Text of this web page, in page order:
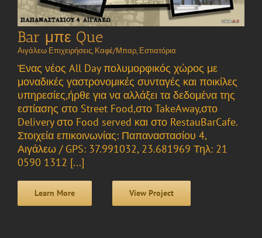
Bar μπε Que
Αιγάλεω Επιχειρήσεις, Καφέ/Μπαρ, Εστιατόρια
Ένας νέος All Day πολυμορφικός χώρος με
μοναδικές γαστρονομικές συνταγές και ποικίλες
υπηρεσίες,ήρθε για να αλλάξει τα δεδομένα της
εστίασης στο Street Food,στο TakeAway,στο
Delivery στο Food served και στο RestauBarCafe.
Στοιχεία επικοινωνίας: Παπαναστασίου 4,
Αιγάλεω / GPS: 37.991032, 23.681969 Τηλ: 21
0590 1312 [...]
Learn More View Project